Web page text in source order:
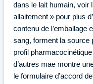
dans le lait humain, voir
allaitement » pour plus
contenu de l’emballage
sang, forment la source
profil
d’autres mae montre
le formulaire d’accord